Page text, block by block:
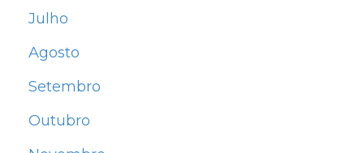
Julho
Agosto
Setembro
Outubro